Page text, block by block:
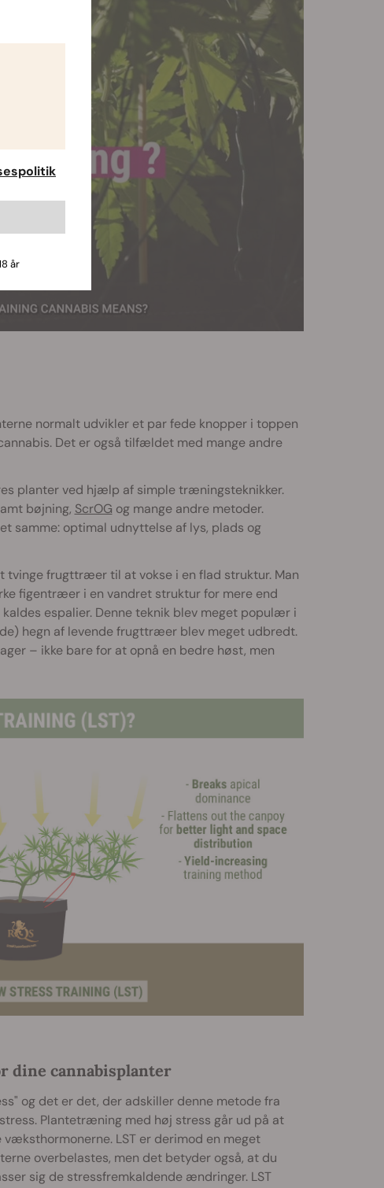
normalt udvikler et par fede knopper i toppen
Det er også tilfældet med mange andre
planter ved hjælp af simple træningsteknikker.
bøjning, ScrOG og mange andre metoder.
samme: optimal udnyttelse af lys, plads og
tvinge frugttræer til at vokse i en flad struktur. Man
figentræer i en vandret struktur for mere end
espalier. Denne teknik blev meget populær i
hegn af levende frugttræer blev meget udbredt.
– ikke bare for at opnå en bedre høst, men
dine cannabisplanter
og det er det, der adskiller denne metode fra
Plantetræning med høj stress går ud på at
LST er derimod en meget
overbelastes, men det betyder også, at du
sig de stressfremkaldende ændringer. LST
år